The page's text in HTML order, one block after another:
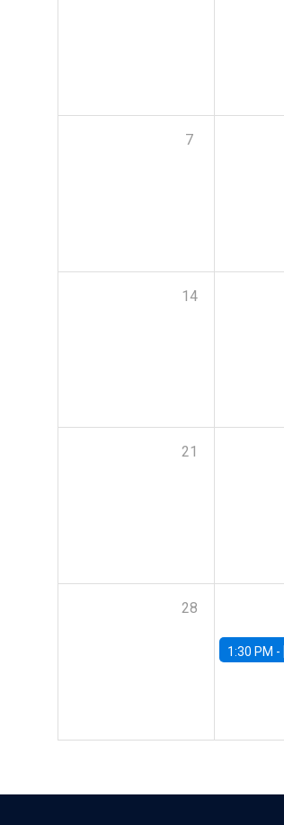
7
14
21
28
1:30 PM -